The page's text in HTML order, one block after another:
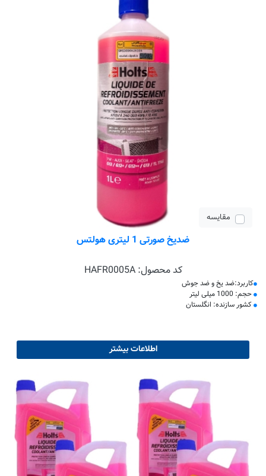
مقایسه
ضدیخ صورتی 1 لیتری هولتس
کد محصول:HAFR0005A
کاربرد:ضد یخ و ضد جوش
حجم: 1000 میلی لیتر
کشور سازنده: انگلستان
اطلاعات بیشتر